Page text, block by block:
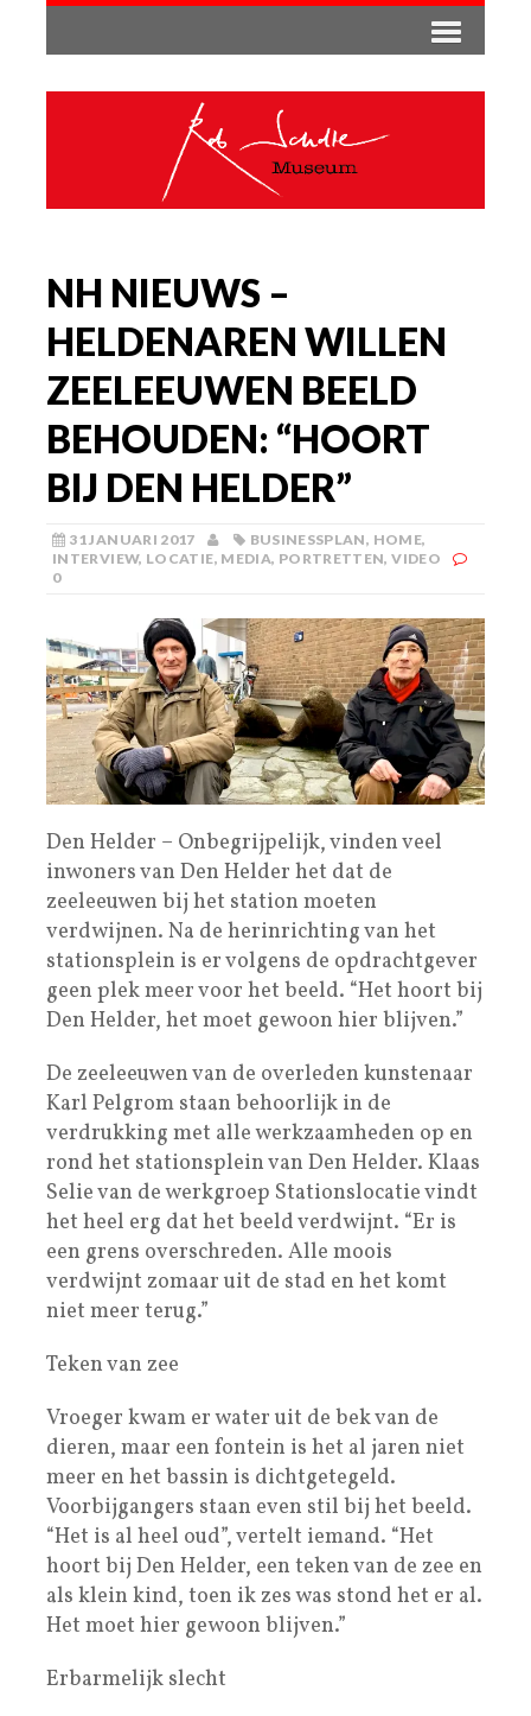
NH NIEUWS –
HELDENAREN WILLEN
ZEELEEUWEN BEELD
BEHOUDEN: “HOORT
BIJ DEN HELDER”
31 JANUARI 2017 BUSINESSPLAN, HOME,
INTERVIEW, LOCATIE, MEDIA, PORTRETTEN,VIDEO
0
Den Helder – Onbegrijpelijk, vinden veel
inwoners van Den Helder het dat de
zeeleeuwen bij het station moeten
verdwijnen. Na de herinrichting van het
stationsplein is er volgens de opdrachtgever
geen plek meer voor het beeld. “Het hoort bij
Den Helder, het moet gewoon hier blijven.”
De zeeleeuwen van de overleden kunstenaar
Karl Pelgrom staan behoorlijk in de
verdrukking met alle werkzaamheden op en
rond het stationsplein van Den Helder. Klaas
Selie van de werkgroep Stationslocatie vindt
het heel erg dat het beeld verdwijnt. “Er is
een grens overschreden. Alle moois
verdwijnt zomaar uit de stad en het komt
niet meer terug.”
Teken van zee
Vroeger kwam er water uit de bek van de
dieren, maar een fontein is het al jaren niet
meer en het bassin is dichtgetegeld.
Voorbijgangers staan even stil bij het beeld.
“Het is al heel oud”, vertelt iemand. “Het
hoort bij Den Helder, een teken van de zee en
als klein kind, toen ik zes was stond het er al.
Het moet hier gewoon blijven.”
Erbarmelijk slecht